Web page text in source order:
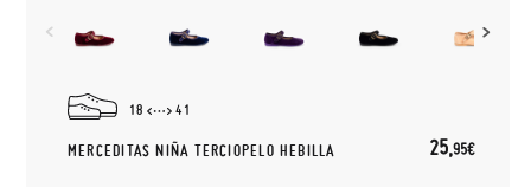
18 41
MERCEDITAS NIÑA TERCIOPELO HEBILLA 25,95€